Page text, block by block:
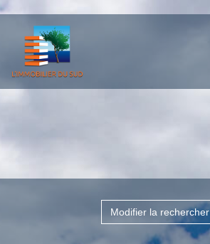
Modifier la rechercher